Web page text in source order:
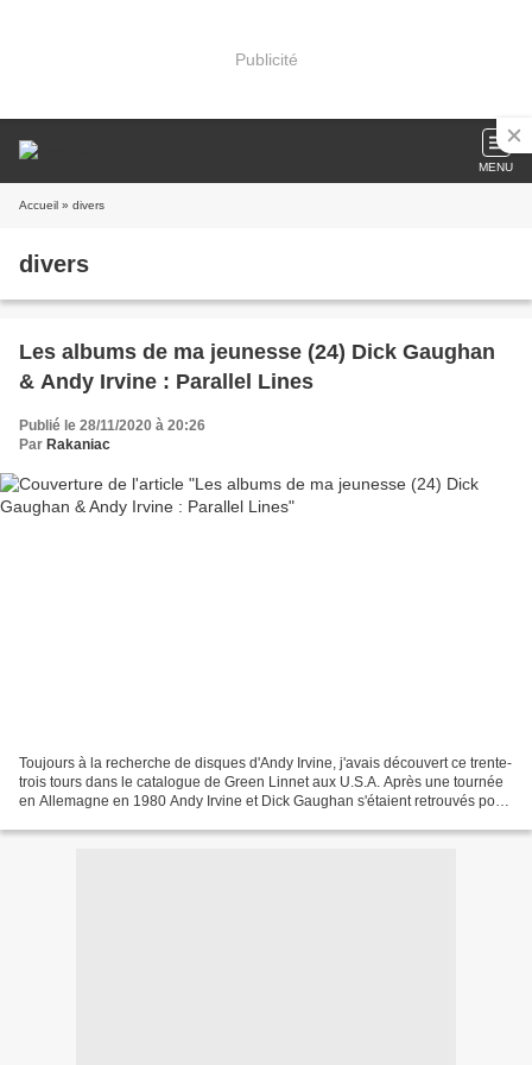
Publicité
MENU
Accueil » divers
divers
Les albums de ma jeunesse (24) Dick Gaughan
& Andy Irvine : Parallel Lines
Publié le 28/11/2020 à 20:26
Par Rakaniac
Toujours à la recherche de disques d'Andy Irvine, j'avais découvert ce trente-
trois tours dans le catalogue de Green Linnet aux U.S.A. Après une tournée
en Allemagne en 1980 Andy Irvine et Dick Gaughan s'étaient retrouvés pour